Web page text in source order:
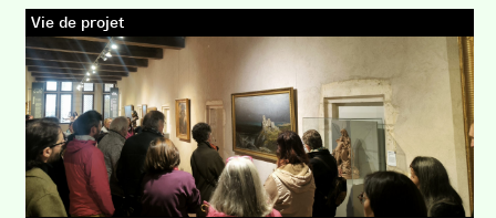
Vie de projet